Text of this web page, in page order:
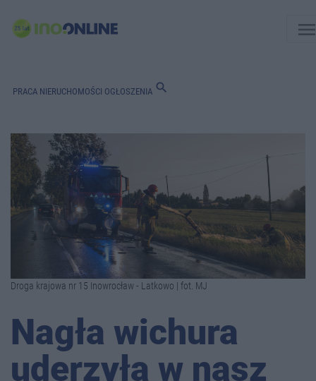
PRACA NIERUCHOMOŚCI OGŁOSZENIA search
Droga krajowa nr 15 Inowrocław - Latkowo | fot. MJ
Nagła wichura
uderzyła w nasz